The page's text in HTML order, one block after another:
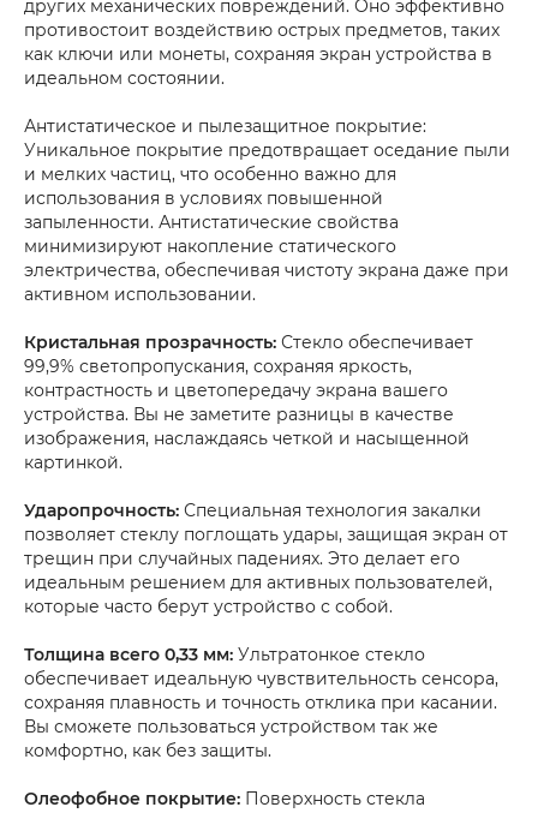
других механических повреждений. Оно эффективно
противостоит воздействию острых предметов, таких
как ключи или монеты, сохраняя экран устройства в
идеальном состоянии.
Антистатическое и пылезащитное покрытие:
Уникальное покрытие предотвращает оседание пыли
и мелких частиц, что особенно важно для
использования в условиях повышенной
запыленности. Антистатические свойства
минимизируют накопление статического
электричества, обеспечивая чистоту экрана даже при
активном использовании.
Кристальная прозрачность: Стекло обеспечивает
99,9% светопропускания, сохраняя яркость,
контрастность и цветопередачу экрана вашего
устройства. Вы не заметите разницы в качестве
изображения, наслаждаясь четкой и насыщенной
картинкой.
Ударопрочность: Специальная технология закалки
позволяет стеклу поглощать удары, защищая экран от
трещин при случайных падениях. Это делает его
идеальным решением для активных пользователей,
которые часто берут устройство с собой.
Толщина всего 0,33 мм: Ультратонкое стекло
обеспечивает идеальную чувствительность сенсора,
сохраняя плавность и точность отклика при касании.
Вы сможете пользоваться устройством так же
комфортно, как без защиты.
Олеофобное покрытие: Поверхность стекла